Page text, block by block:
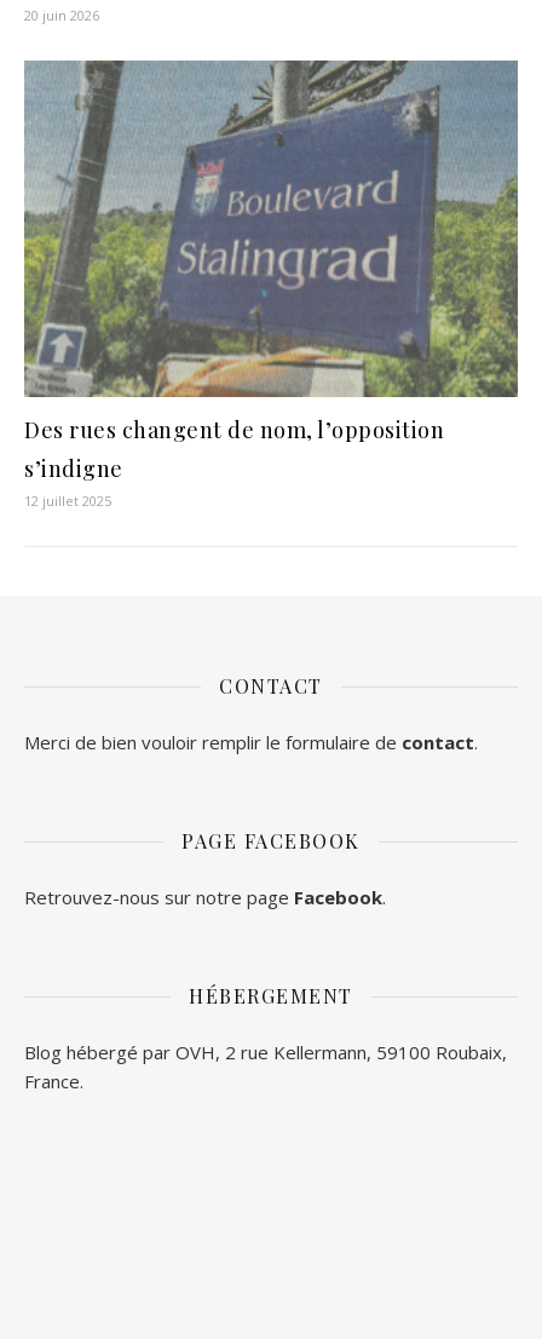
20 juin 2026
Des rues changent de nom, l’opposition
s’indigne
12 juillet 2025
CONTACT
Merci de bien vouloir remplir le formulaire de contact.
PAGE FACEBOOK
Retrouvez-nous sur notre page Facebook.
HÉBERGEMENT
Blog hébergé par OVH, 2 rue Kellermann, 59100 Roubaix,
France.